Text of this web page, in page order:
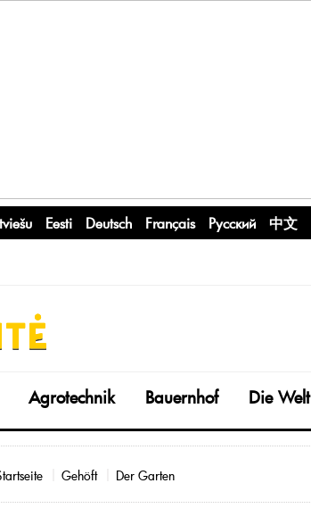
Eesti Deutsch Français Русский 中文
Agrotechnik Bauernhof Die Welt
Gehöft Der Garten